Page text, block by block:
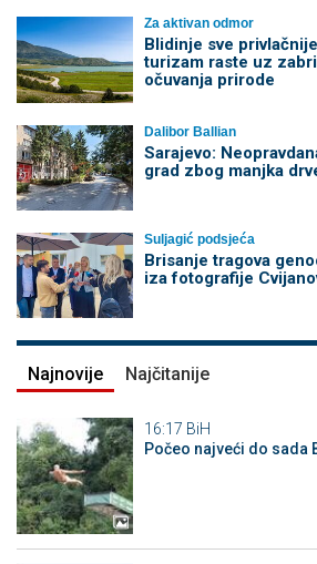
Za aktivan odmor
Blidinje sve
turizam raste uz
očuvanja prirode
Dalibor Ballian
Sarajevo:
grad zbog manjka
Suljagić podsjeća
Brisanje tragova
iza fotografije
Najnovije Najčitanije
16:17 BiH
Počeo najveći do sada